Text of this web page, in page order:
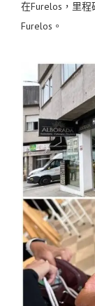
在Furelos，里程
Furelos。